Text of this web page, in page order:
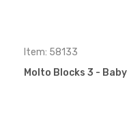
Item: 58133
Molto Blocks 3 -